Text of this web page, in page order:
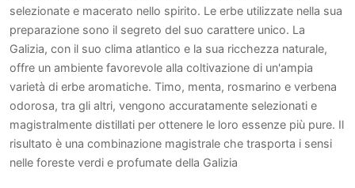
selezionate e macerato nello spirito. Le erbe utilizzate nella sua
preparazione sono il segreto del suo carattere unico. La
Galizia, con il suo clima atlantico e la sua ricchezza naturale,
offre un ambiente favorevole alla coltivazione di un'ampia
varietà di erbe aromatiche. Timo, menta, rosmarino e verbena
odorosa, tra gli altri, vengono accuratamente selezionati e
magistralmente distillati per ottenere le loro essenze più pure. Il
risultato è una combinazione magistrale che trasporta i sensi
nelle foreste verdi e profumate della Galizia